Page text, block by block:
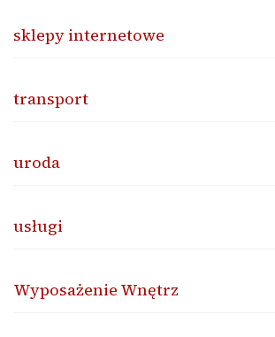
sklepy internetowe
transport
uroda
usługi
Wyposażenie Wnętrz